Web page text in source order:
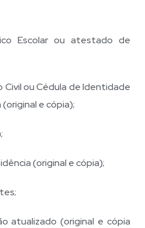
Escolar ou atestado de
Civil ou Cédula de Identidade
e cópia);
(original e cópia);
atualizado (original e cópia